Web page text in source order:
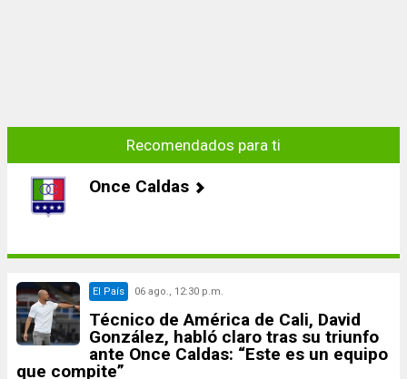
Recomendados para ti
Once Caldas
El País 06 ago., 12:30 p.m.
Técnico de América de Cali, David
González, habló claro tras su triunfo
ante Once Caldas: “Este es un equipo
que compite”